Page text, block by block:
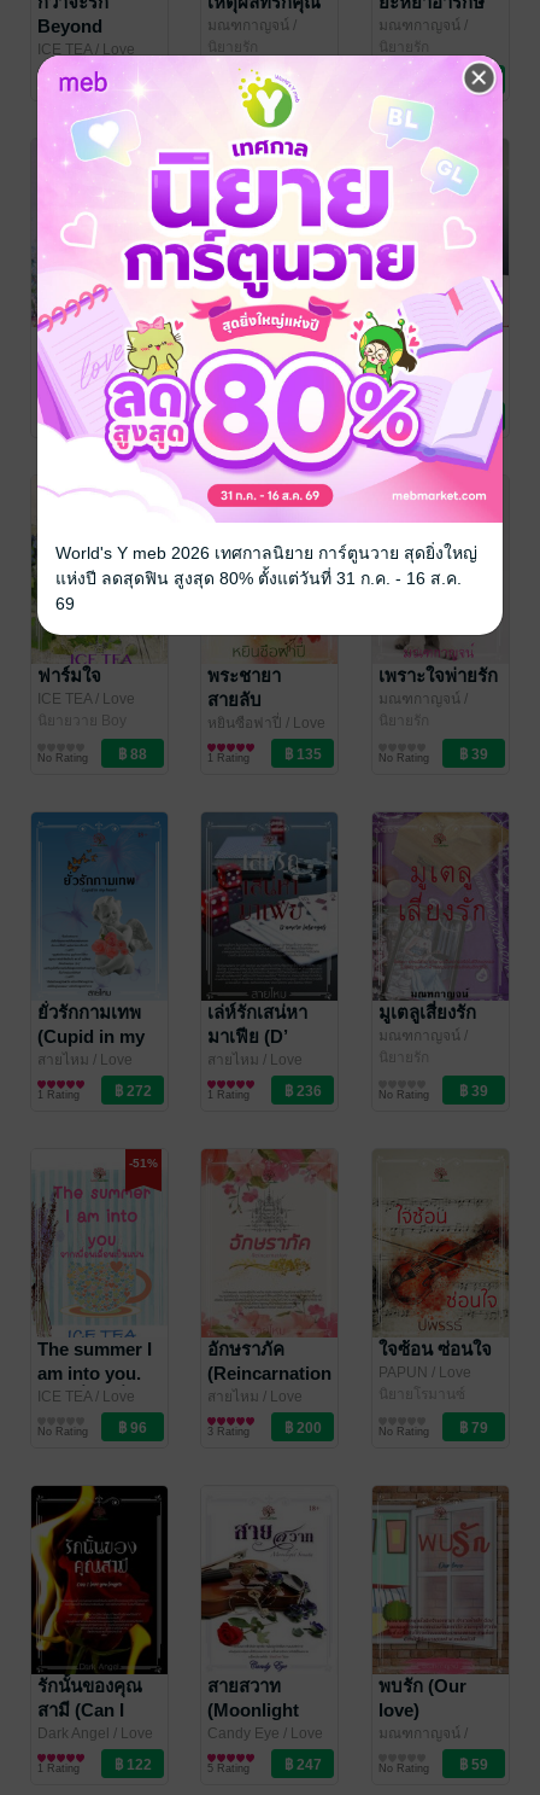
Beyond
friendship
ICE TEA/ Love
Garden
นิยายวาย Boy
Love / Yaoi
No Rating
มณฑกาญจน์ /
Love Garden
นิยายรัก
No Rating
มณฑกาญจน์ /
Love Garden
นิยายรัก
No Rating
เพียงเธอ (Only
you)
สายไหม/ Love
Garden
นิยายโรมานซ์
1 Rating
-46%
หวานใจของผม
คือศัตรูของ
แฟนเก่า My
sweetheart is
my ex’s
nemesis
ICE TEA
/ Love
Garden
นิยายวาย Boy
Love / Yaoi
No Rating
นี่สินะที่เขาเรียก
ว่ารัก
มณฑกาญจน์
Love Garden
นิยายรัก
No Rating
ฟาร์มใจ
ICE TEA/ Love
Garden
นิยายวาย Boy
Love / Yaoi
No Rating
พระชายา
สายลับ
หยินซือฟาปี่ / Love
Garden
นิยายรักจีนโบราณ
1 Rating
เพราะใจพ่ายรัก
มณฑกาญจน์ /
Love Garden
นิยายรัก
No Rating
ยั่วรักกามเทพ
(Cupid in my
heart)
สายไหม / Love
Garden
นิยายโรมานซ์
1 Rating
เล่ห์รักเสน่หา
มาเฟีย (D’
amore in Las
Vegas)
สายไหม / Love
Garden
นิยายโรมานซ์
1 Rating
มูเตลูเสี่ยงรัก
มณฑกาญจน์ /
Love Garden
นิยายรัก
No Rating
-51%
The summer I
am into you.
จากเพื่อนเลื่อน
เป็นแฟน
ICE TEA/ Love
นิยายวาย Boy
Love / Yaoi
No Rating
อักษราภัค
(Reincarnation)
สายไหม / Love
Garden
นิยายโรมานซ์
3 Rating
ใจซ้อน ซ่อนใจ
PAPUN / Love
Garden
นิยายโรมานซ์
No Rating
รักนั้นของคุณ
สามี (Can I
love you
longer)
Dark Angel / Love
Garden
นิยายโรมานซ์
1 Rating
สายสวาท
(Moonlight
Sonata)
Candy Eye / Love
Garden
นิยายโรมานซ์
5 Rating
พบรัก (Our
love)
มณฑกาญจน์ /
Love Garden
No Rating
World's Y meb 2026 เทศกาลนิยาย การ์ตูนวาย สุดยิ่งใหญ่
แห่งปี ลดสุดฟิน สูงสุด 80% ตั้งแต่วันที่ 31 ก.ค. - 16 ส.ค.
69